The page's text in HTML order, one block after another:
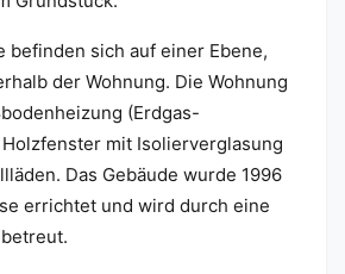
befinden sich auf einer Ebene,
der Wohnung. Die Wohnung
(Erdgas-
mit Isolierverglasung
Das Gebäude wurde 1996
errichtet und wird durch eine